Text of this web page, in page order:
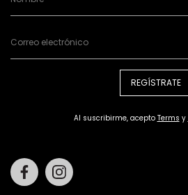
REGÍSTRATE
Al suscribirme, acepto Terms y
Facebook